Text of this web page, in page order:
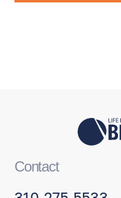
Contact